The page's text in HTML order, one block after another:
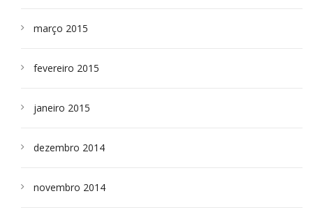
março 2015
fevereiro 2015
janeiro 2015
dezembro 2014
novembro 2014